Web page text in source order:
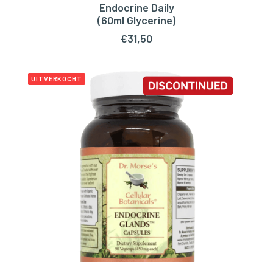
TOEVOEGEN AAN WINKELWAGEN
Endocrine Daily
(60ml Glycerine)
€31,50
UITVERKOCHT